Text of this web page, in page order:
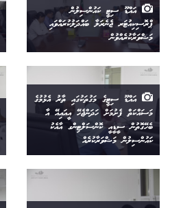
އައްޑޫ ސިޓީ ކައުންސިލުން
ޕްރޮސިކިއުޓަރ ޖެނެރަލާ ބައްދަލުކުރައްވައި
މަޝްވަރާކުރެއްވުން
އައްޑޫ ސިޓީގެ މަގުތަކުގައި ތާރު އެޅުމުގެ
މަސައްކަތް ފެށުމަށް ހަދަންޖެހޭ އީއައިއޭ އާ
ބެހޭގޮތުން ސީޑީއީ ކޮންސަލްޓިންގ އާއެކު
ކައުންސިލުން މަޝްވަރާކުރެއް